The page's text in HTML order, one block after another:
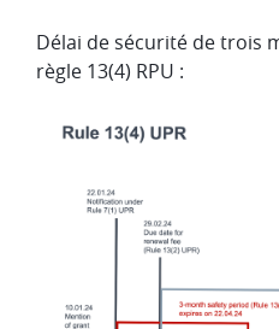
Délai de sécurité de trois
règle 13(4) RPU :